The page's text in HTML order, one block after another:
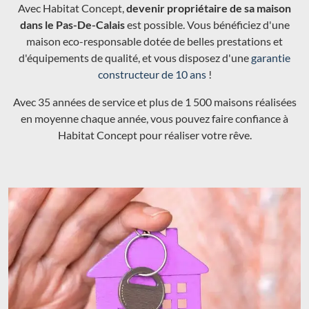
Avec Habitat Concept,devenir propriétaire de sa maison
dans le Pas-De-Calaisest possible. Vous bénéficiez d'une
maison eco-responsable dotée de belles prestations et
d'équipements de qualité, et vous disposez d'unegarantie
constructeur de 10 ans!
Avec 35 années de service et plus de 1 500 maisons réalisées
en moyenne chaque année, vous pouvez faire confiance à
Habitat Concept pour réaliser votre rêve.